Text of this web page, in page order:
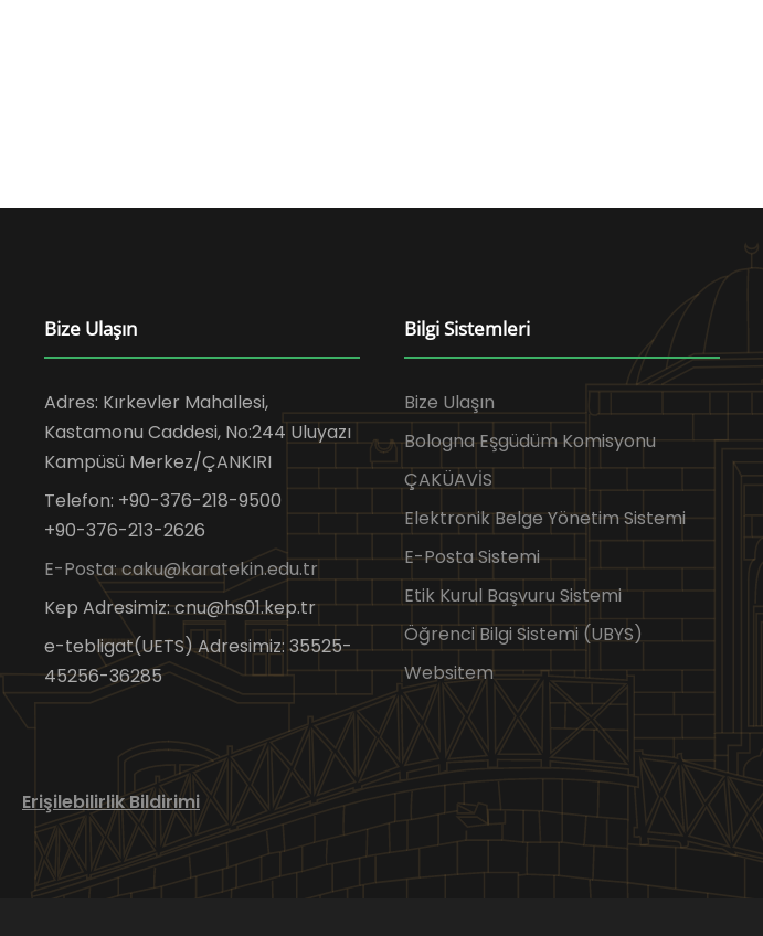
Bize Ulaşın
Adres: Kırkevler Mahallesi,
Kastamonu Caddesi, No:244 Uluyazı
Kampüsü Merkez/ÇANKIRI
Telefon: +90-376-218-9500
+90-376-213-2626
E-Posta: caku@karatekin.edu.tr
Kep Adresimiz: cnu@hs01.kep.tr
e-tebligat(UETS) Adresimiz: 35525-
45256-36285
Bilgi Sistemleri
Bize Ulaşın
Bologna Eşgüdüm Komisyonu
ÇAKÜAVİS
Elektronik Belge Yönetim Sistemi
E-Posta Sistemi
Etik Kurul Başvuru Sistemi
Öğrenci Bilgi Sistemi (UBYS)
Websitem
Erişilebilirlik Bildirimi